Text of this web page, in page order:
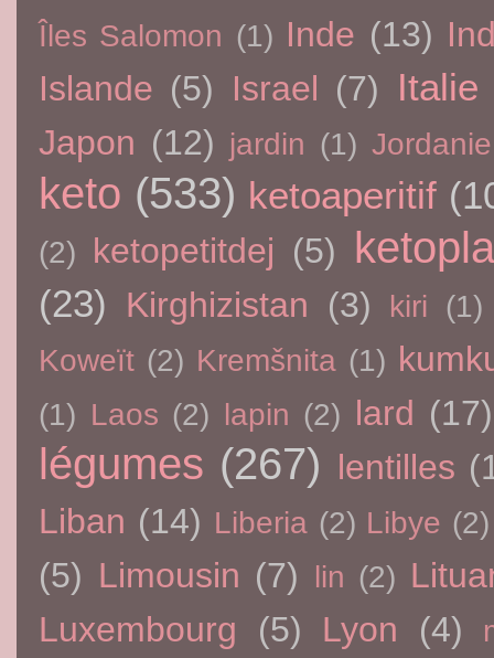
Îles Salomon (1) Inde (13)
Islande (5) Israel (7) Italie
Japon (12) jardin (1) Jordanie
keto (533) ketoaperitif
(2) ketopetitdej (5)
(23) Kirghizistan (3) kiri (1)
Koweït (2) Kremšnita (1)
(1) Laos (2) lapin (2) lard (17)
légumes (267) lentilles
Liban (14) Liberia (2) Libye (2)
(5) Limousin (7) lin (2)
Luxembourg
(5) Lyon (4)